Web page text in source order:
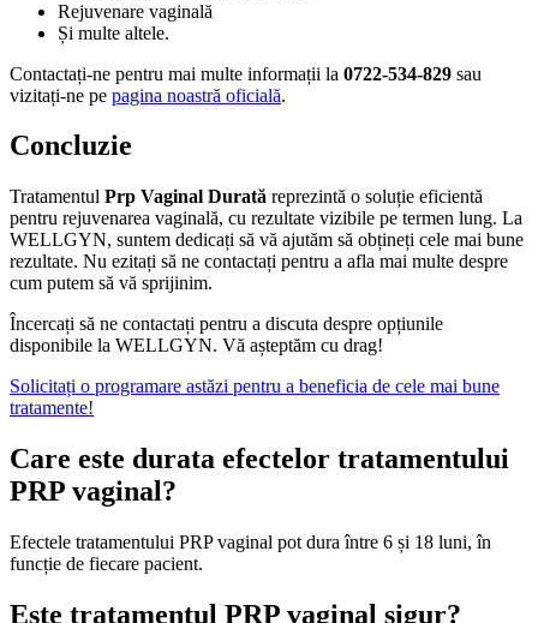
Rejuvenare vaginală
Și multe altele.
Contactați-ne pentru mai multe informații la 0722-534-829 sau
vizitați-ne pe pagina noastră oficială.
Concluzie
Tratamentul Prp Vaginal Durată reprezintă o soluție eficientă
pentru rejuvenarea vaginală, cu rezultate vizibile pe termen lung. La
WELLGYN, suntem dedicați să vă ajutăm să obțineți cele mai bune
rezultate. Nu ezitați să ne contactați pentru a afla mai multe despre
cum putem să vă sprijinim.
Încercați să ne contactați pentru a discuta despre opțiunile
disponibile la WELLGYN. Vă așteptăm cu drag!
Solicitați o programare astăzi pentru a beneficia de cele mai bune
tratamente!
Care este durata efectelor tratamentului
PRP vaginal?
Efectele tratamentului PRP vaginal pot dura între 6 și 18 luni, în
funcție de fiecare pacient.
Este tratamentul PRP vaginal sigur?